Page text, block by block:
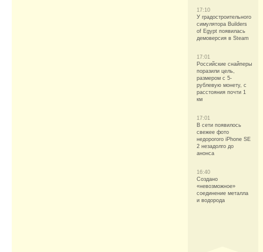
17:10
У градостроительного
симулятора Builders
of Egypt появилась
демоверсия в Steam
17:01
Российские снайперы
поразили цель,
размером с 5-
рублевую монету, с
расстояния почти 1
км
17:01
В сети появилось
свежее фото
недорогого iPhone SE
2 незадолго до
анонса
16:40
Создано
«невозможное»
соединение металла
и водорода